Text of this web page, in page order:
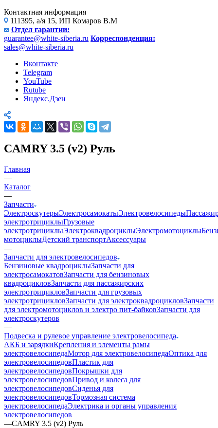
Контактная информация
111395, а/я 15, ИП Комаров В.М
Отдел гарантии:
guarantee@white-siberia.ru Корреспонденция:
sales@white-siberia.ru
Вконтакте
Telegram
YouTube
Rutube
Яндекс.Дзен
CAMRY 3.5 (v2) Руль
Главная
—
Каталог
—
Запчасти
ЭлектроскутерыЭлектросамокатыЭлектровелосипеды
электротрициклыГрузовые
электротрициклыЭлектроквадроциклыЭлектромотоциклы
мотоциклыДетский транспортАксессуары
—
Запчасти для электровелосипедов
Бензиновые квадроциклыЗапчасти для
электросамокатовЗапчасти для бензиновых
квадроцикловЗапчасти для пассажирских
электротрицикловЗапчасти для грузовых
электротрицикловЗапчасти для электроквадроцикловЗапчасти
для электромотоциклов и электро пит-байковЗапчасти для
электроскутеров
—
Подвеска и рулевое управление электровелосипеда
АКБ и зарядкиКрепления и элементы рамы
электровелосипедаМотор для электровелосипедаОптика для
электровелосипедовПластик для
электровелосипедовПокрышки для
электровелосипедовПривод и колеса для
электровелосипедовСиденья для
электровелосипедовТормозная система
электровелосипедаЭлектрика и органы управления
электровелосипедов
—CAMRY 3.5 (v2) Руль